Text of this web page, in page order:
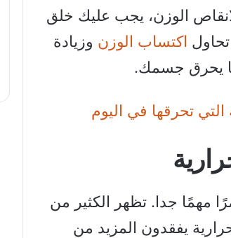
الوزن، يجب عليك خلق
اكتساب الوزن وزيادة
يحرق جسمك.
تحرقها في اليوم
مهمًا جدا. تظهر الكثير من
يفقدون المزيد من